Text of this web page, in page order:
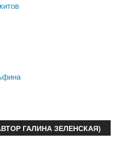
ГАЛИНА ЗЕЛЕНСКАЯ)